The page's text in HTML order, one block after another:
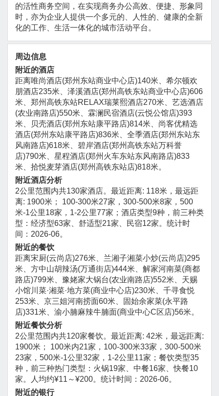
的活性商务空间，在实现商务办公高效、便捷、形象同
时，亦为企业人提供一个多元的、人性的、健康的全新
化的工作、生活一体化的城市活动平台。
周边信息
附近的酒店
距离唯尚酒店(郑州东站商业中心店)140米、希尔顿欢
朋酒店235米、泽溪酒店(郑州高铁东站商业中心店)606
米、郑州高铁东站RELAX瑞莱熙酒店270米、艺选酒店
(农业南路店)550米、霖澜民宿酒店(云悦公馆店)393
米、贝壳酒店(郑州东站康平路店)814米、尚客优精选
酒店(郑州东站康平路店)836米、全季酒店(郑州东站东
风南路店)618米、碧岸酒店(郑州高铁东站万科誉
店)790米、星程酒店(郑州火车东站东风南路店)833
米、拾悦麦芽酒店(郑州高铁东站店)818米。
附近酒店分析
2公里范围内共130家酒店。最近距离: 118米，最远距
离: 1900米； 100-300米27家，300-500米8家，500
米-1公里18家，1-2公里77家；酒店类型9种，前三种类
型：经济型63家、舒适型21家、民宿12家。统计时
间：2026-06。
附近的餐饮
距离宋厨(云尚店)276米、兰湘子湘菜小炒(云尚店)295
米、方中山胡辣汤(万通街店)444米、解家河南菜(商都
路店)799米、豫姥家大锅台(农业南路店)552米、天赐
小馆川菜·湘菜·地方菜(商业中心店)230米、千寻食悦
253米、京三姐河南捞面60米、固始余家菜(永平路
店)331米、渝小腩麻辣牛腩面(商业中心C区店)56米。
附近餐饮分析
2公里范围内共120家餐饮。最近距离: 42米，最远距离:
1900米； 100米内21家，100-300米33家，300-500米
23家，500米-1公里32家，1-2公里11家；餐饮类型35
种，前三种热门类型：火锅19家、中餐16家、快餐10
家。人均约¥11～¥200。统计时间：2026-06。
附近的银行